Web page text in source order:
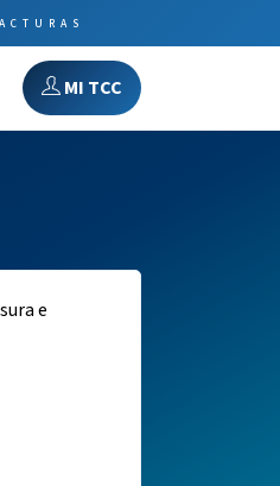
MI TCC
e